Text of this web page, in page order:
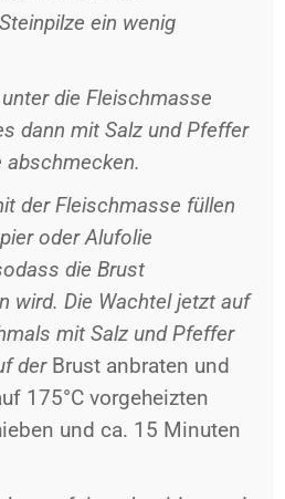
ein wenig
die Fleischmasse
dann mit Salz und Pfeffer
abschmecken.
der Fleischmasse füllen
oder Alufolie
die Brust
wird. Die Wachtel jetzt auf
mit Salz und Pfeffer
der Brust anbraten und
175°C vorgeheizten
und ca. 15 Minuten